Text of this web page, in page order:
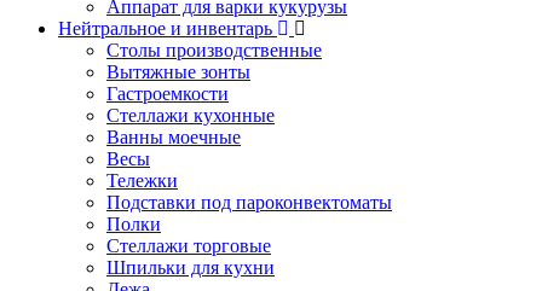
Аппарат для варки кукурузы
Нейтральное и инвентарь
Столы производственные
Вытяжные зонты
Гастроемкости
Стеллажи кухонные
Ванны моечные
Весы
Тележки
Подставки под пароконвектоматы
Полки
Стеллажи торговые
Шпильки для кухни